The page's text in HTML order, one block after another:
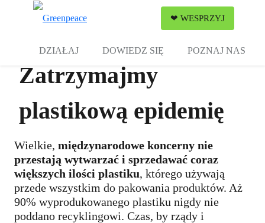
❤ WESPRZYJ
DZIAŁAJ DOWIEDZ SIĘ POZNAJ NAS
Zatrzymajmy
plastikową epidemię
Wielkie, międzynarodowe koncerny nie
przestają wytwarzać i sprzedawać coraz
większych ilości plastiku, którego używają
przede wszystkim do pakowania produktów. Aż
90% wyprodukowanego plastiku nigdy nie
poddano recyklingowi. Czas, by rządy i